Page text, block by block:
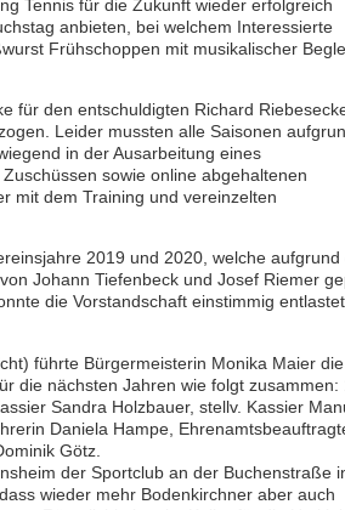
Tennis für die Zukunft wieder erfolgreich
anbieten, bei welchem Interessierte
Frühschoppen mit musikalischer
für den entschuldigten Richard
Leider mussten alle Saisonen
in der Ausarbeitung eines
sowie online abgehaltenen
mit dem Training und vereinzelten
2019 und 2020, welche aufgrund
Johann Tiefenbeck und Josef Riemer
die Vorstandschaft einstimmig entlastet
führte Bürgermeisterin Monika Maier die
die nächsten Jahren wie folgt zusammen:
Sandra Holzbauer, stellv. Kassier
Daniela Hampe,
Götz.
der Sportclub an der Buchenstraße
wieder mehr Bodenkirchner aber auch